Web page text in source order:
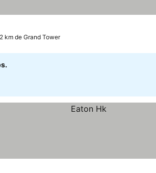
km de Grand Tower